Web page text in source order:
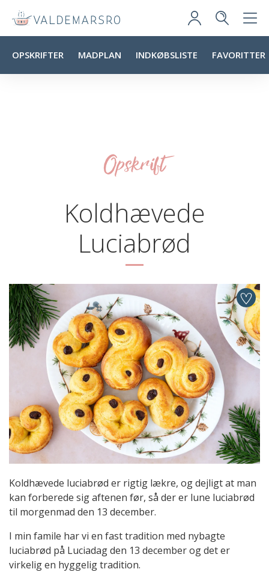
OPSKRIFTER MADPLAN INDKØBSLISTE FAVORITTER
Opskrift
Koldhævede
Luciabrød
Koldhævede luciabrød er rigtig lækre, og dejligt at man
kan forberede sig aftenen før, så der er lune luciabrød
til morgenmad den 13 december.
I min famile har vi en fast tradition med nybagte
luciabrød på Luciadag den 13 december og det er
virkelig en hyggelig tradition.